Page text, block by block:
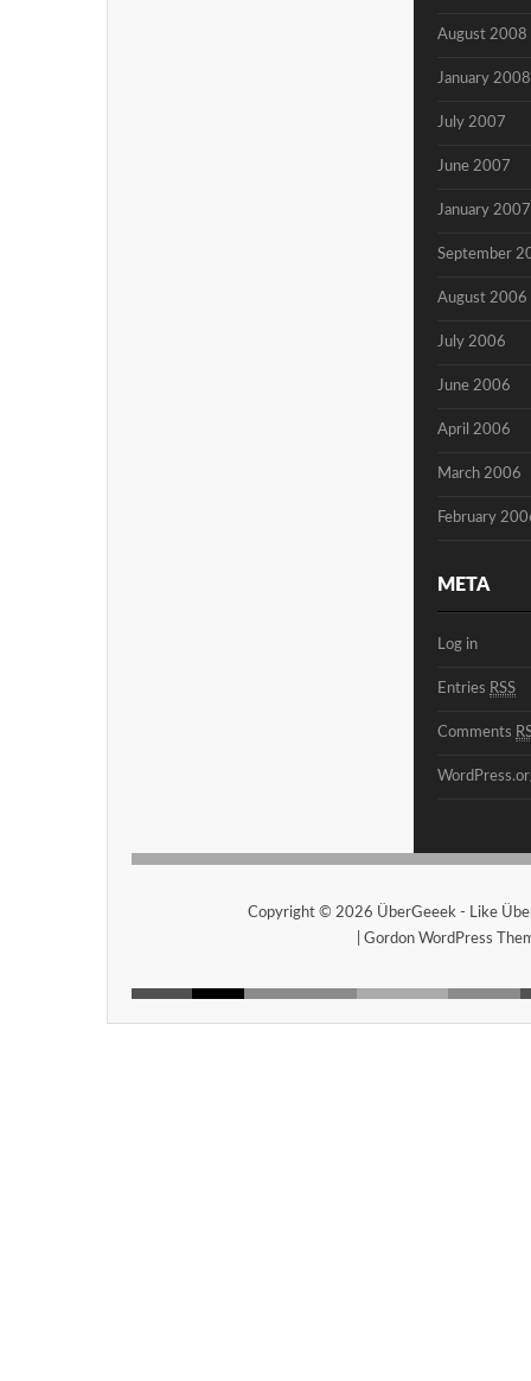
August 2008
January 2008
July 2007
June 2007
January 2007
September
August 2006
July 2006
June 2006
April 2006
March 2006
February
META
Log in
Entries RSS
Comments
Copyright © 2026 ÜberGeeek - Like
Gordon WordPress